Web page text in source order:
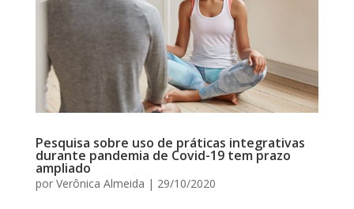
Pesquisa sobre uso de práticas integrativas
durante pandemia de Covid-19 tem prazo
ampliado
por Verônica Almeida | 29/10/2020